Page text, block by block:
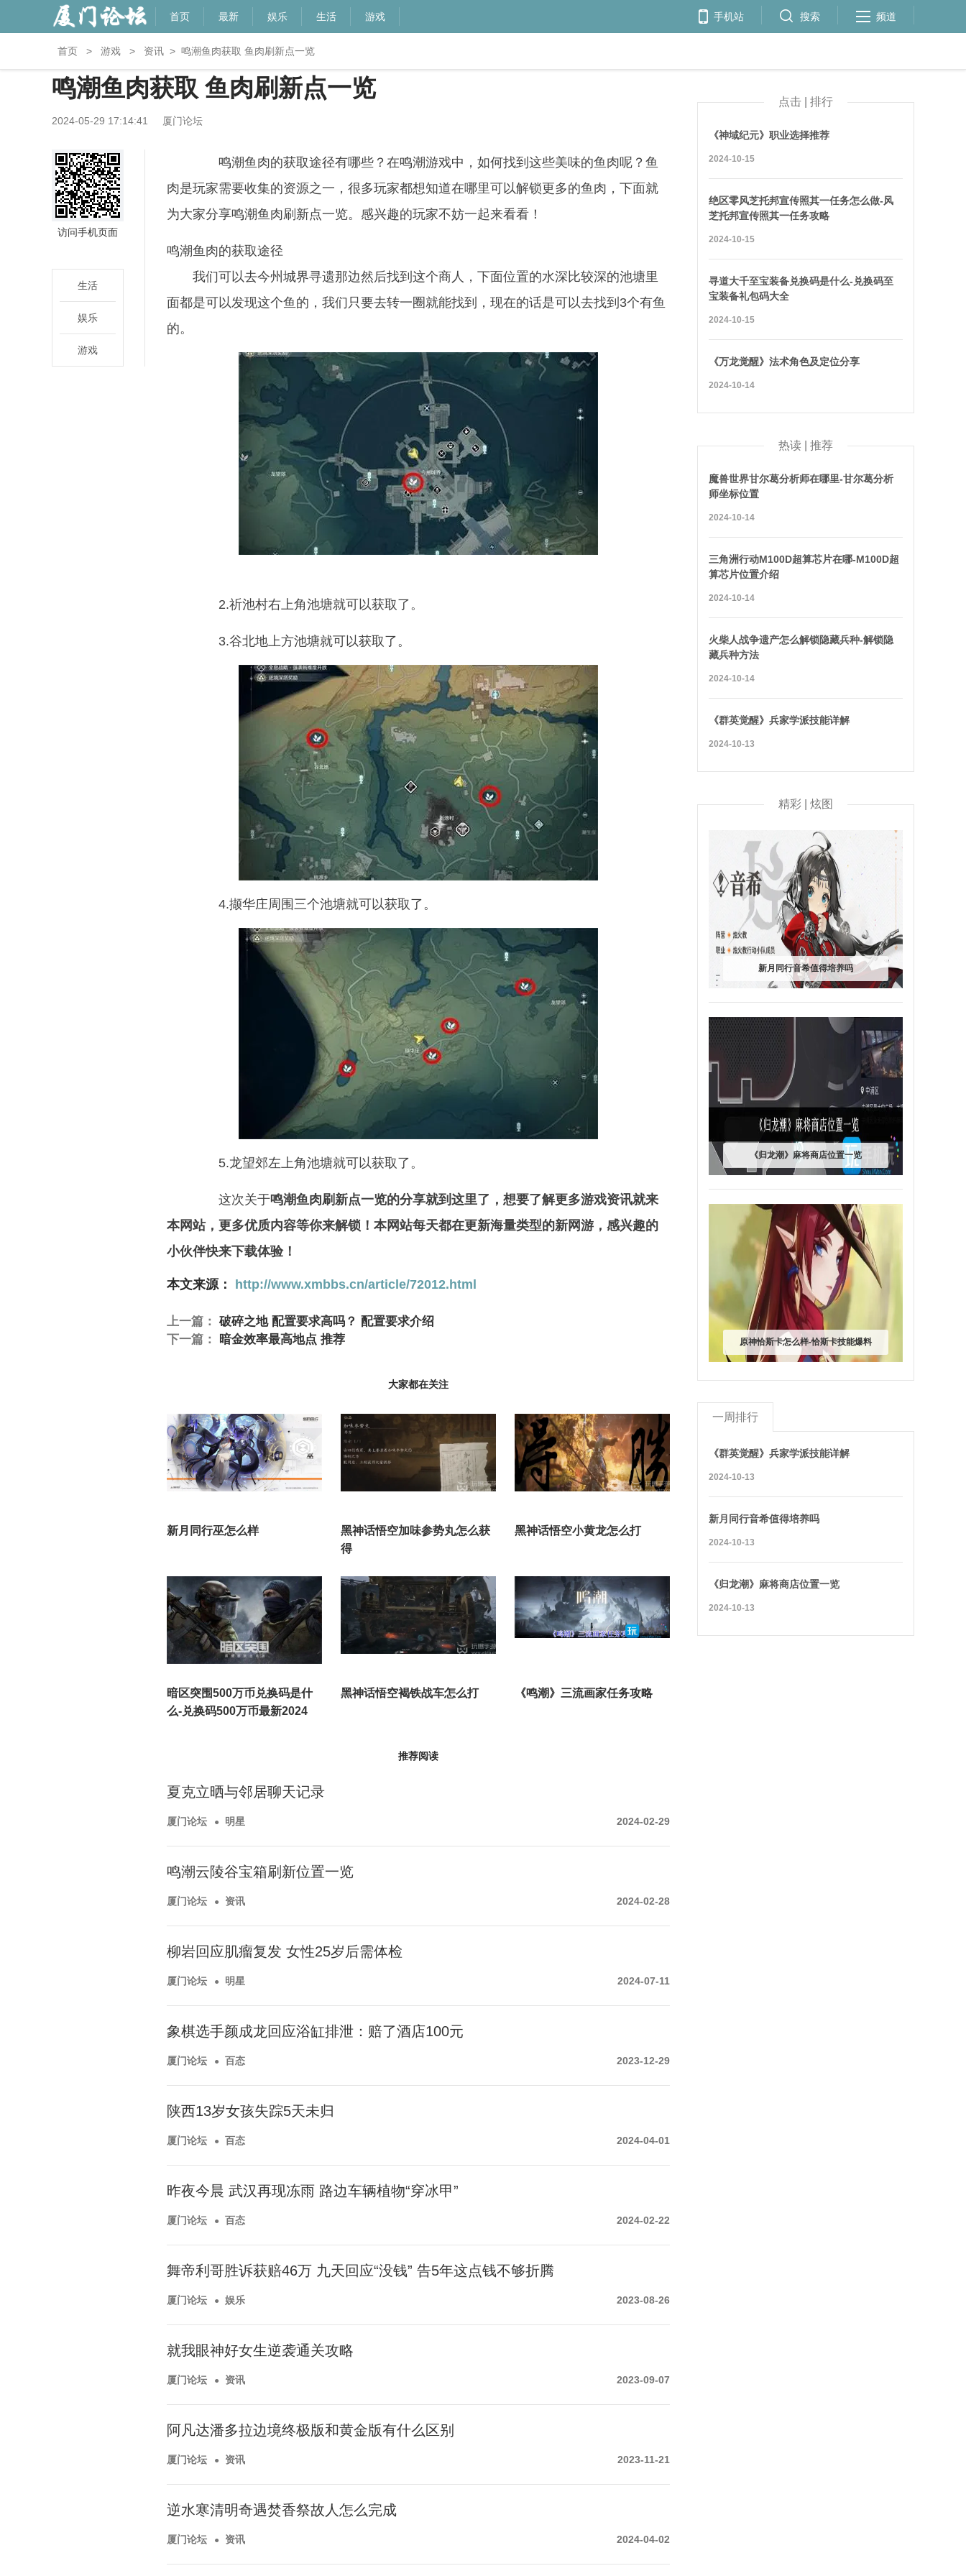
首页 最新 娱乐 生活 游戏 手机站 搜索 频道
首页 > 游戏 > 资讯 > 鸣潮鱼肉获取 鱼肉刷新点一览
鸣潮鱼肉获取 鱼肉刷新点一览
2024-05-29 17:14:41 厦门论坛
访问手机页面
生活
娱乐
游戏
鸣潮鱼肉的获取途径有哪些？在鸣潮游戏中，如何找到这些美味的鱼肉呢？鱼
肉是玩家需要收集的资源之一，很多玩家都想知道在哪里可以解锁更多的鱼肉，下面就
为大家分享鸣潮鱼肉刷新点一览。感兴趣的玩家不妨一起来看看！
鸣潮鱼肉的获取途径
我们可以去今州城界寻遗那边然后找到这个商人，下面位置的水深比较深的池塘里
面都是可以发现这个鱼的，我们只要去转一圈就能找到，现在的话是可以去找到3个有鱼
的。
2.祈池村右上角池塘就可以获取了。
3.谷北地上方池塘就可以获取了。
4.撷华庄周围三个池塘就可以获取了。
5.龙望郊左上角池塘就可以获取了。
这次关于鸣潮鱼肉刷新点一览的分享就到这里了，想要了解更多游戏资讯就来
本网站，更多优质内容等你来解锁！本网站每天都在更新海量类型的新网游，感兴趣的
小伙伴快来下载体验！
本文来源： http://www.xmbbs.cn/article/72012.html
上一篇： 破碎之地 配置要求高吗？ 配置要求介绍
下一篇： 暗金效率最高地点 推荐
大家都在关注
新月同行巫怎么样
黑神话悟空加味参势丸怎么获
得
黑神话悟空小黄龙怎么打
暗区突围500万币兑换码是什
么-兑换码500万币最新2024
黑神话悟空褐铁战车怎么打 《鸣潮》三流画家任务攻略
推荐阅读
夏克立晒与邻居聊天记录
厦门论坛 明星 2024-02-29
鸣潮云陵谷宝箱刷新位置一览
厦门论坛 资讯 2024-02-28
柳岩回应肌瘤复发 女性25岁后需体检
厦门论坛 明星 2024-07-11
象棋选手颜成龙回应浴缸排泄：赔了酒店100元
厦门论坛 百态 2023-12-29
陕西13岁女孩失踪5天未归
厦门论坛 百态 2024-04-01
昨夜今晨 武汉再现冻雨 路边车辆植物“穿冰甲”
厦门论坛 百态 2024-02-22
舞帝利哥胜诉获赔46万 九天回应“没钱” 告5年这点钱不够折腾
厦门论坛 娱乐 2023-08-26
就我眼神好女生逆袭通关攻略
厦门论坛 资讯 2023-09-07
阿凡达潘多拉边境终极版和黄金版有什么区别
厦门论坛 资讯 2023-11-21
逆水寒清明奇遇焚香祭故人怎么完成
厦门论坛 资讯 2024-04-02
点击 | 排行
《神域纪元》职业选择推荐
2024-10-15
绝区零风芝托邦宣传照其一任务怎么做-风
芝托邦宣传照其一任务攻略
2024-10-15
寻道大千至宝装备兑换码是什么-兑换码至
宝装备礼包码大全
2024-10-15
《万龙觉醒》法术角色及定位分享
2024-10-14
热读 | 推荐
魔兽世界甘尔葛分析师在哪里-甘尔葛分析
师坐标位置
2024-10-14
三角洲行动M100D超算芯片在哪-M100D超
算芯片位置介绍
2024-10-14
火柴人战争遗产怎么解锁隐藏兵种-解锁隐
藏兵种方法
2024-10-14
《群英觉醒》兵家学派技能详解
2024-10-13
精彩 | 炫图
新月同行音希值得培养吗
《归龙潮》麻将商店位置一览
原神恰斯卡怎么样-恰斯卡技能爆料
一周排行
《群英觉醒》兵家学派技能详解
2024-10-13
新月同行音希值得培养吗
2024-10-13
《归龙潮》麻将商店位置一览
2024-10-13